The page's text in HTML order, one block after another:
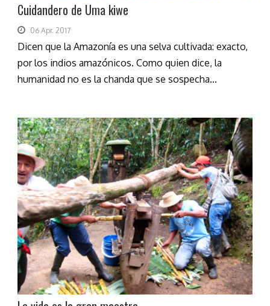
Cuidandero de Uma kiwe
06 Apr. 2017
Dicen que la Amazonía es una selva cultivada: exacto,
por los indios amazónicos. Como quien dice, la
humanidad no es la chanda que se sospecha...